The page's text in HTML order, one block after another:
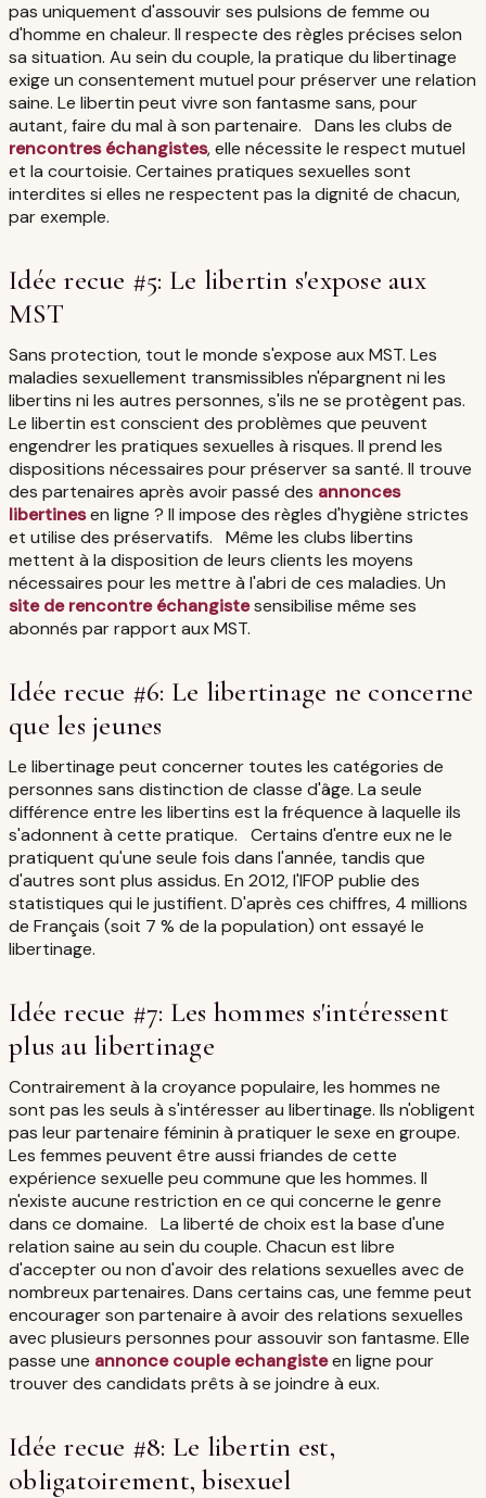
pas uniquement d'assouvir ses pulsions de femme ou
d'homme en chaleur. Il respecte des règles précises selon
sa situation. Au sein du couple, la pratique du libertinage
exige un consentement mutuel pour préserver une relation
saine. Le libertin peut vivre son fantasme sans, pour
autant, faire du mal à son partenaire. Dans les clubs de
rencontres échangistes, elle nécessite le respect mutuel
et la courtoisie. Certaines pratiques sexuelles sont
interdites si elles ne respectent pas la dignité de chacun,
par exemple.
Idée recue #5: Le libertin s'expose aux
MST
Sans protection, tout le monde s'expose aux MST. Les
maladies sexuellement transmissibles n'épargnent ni les
libertins ni les autres personnes, s'ils ne se protègent pas.
Le libertin est conscient des problèmes que peuvent
engendrer les pratiques sexuelles à risques. Il prend les
dispositions nécessaires pour préserver sa santé. Il trouve
des partenaires après avoir passé des annonces
libertinesen ligne ? Il impose des règles d'hygiène strictes
et utilise des préservatifs. Même les clubs libertins
mettent à la disposition de leurs clients les moyens
nécessaires pour les mettre à l'abri de ces maladies. Un
site de rencontre échangistesensibilise même ses
abonnés par rapport aux MST.
Idée recue #6: Le libertinage ne concerne
que les jeunes
Le libertinage peut concerner toutes les catégories de
personnes sans distinction de classe d'âge. La seule
différence entre les libertins est la fréquence à laquelle ils
s'adonnent à cette pratique. Certains d'entre eux ne le
pratiquent qu'une seule fois dans l'année, tandis que
d'autres sont plus assidus. En 2012, l'IFOP publie des
statistiques qui le justifient. D'après ces chiffres, 4 millions
de Français (soit 7 % de la population) ont essayé le
libertinage.
Idée recue #7: Les hommes s'intéressent
plus au libertinage
Contrairement à la croyance populaire, les hommes ne
sont pas les seuls à s'intéresser au libertinage. Ils n'obligent
pas leur partenaire féminin à pratiquer le sexe en groupe.
Les femmes peuvent être aussi friandes de cette
expérience sexuelle peu commune que les hommes. Il
n'existe aucune restriction en ce qui concerne le genre
dans ce domaine. La liberté de choix est la base d'une
relation saine au sein du couple. Chacun est libre
d'accepter ou non d'avoir des relations sexuelles avec de
nombreux partenaires. Dans certains cas, une femme peut
encourager son partenaire à avoir des relations sexuelles
avec plusieurs personnes pour assouvir son fantasme. Elle
passe une annonce couple echangisteen ligne pour
trouver des candidats prêts à se joindre à eux.
Idée recue #8: Le libertin est,
obligatoirement, bisexuel